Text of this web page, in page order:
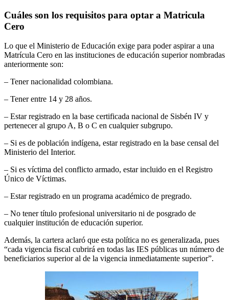
Cuáles son los requisitos para optar a Matricula
Cero
Lo que el Ministerio de Educación exige para poder aspirar a una
Matrícula Cero en las instituciones de educación superior nombradas
anteriormente son:
– Tener nacionalidad colombiana.
– Tener entre 14 y 28 años.
– Estar registrado en la base certificada nacional de Sisbén IV y
pertenecer al grupo A, B o C en cualquier subgrupo.
– Si es de población indígena, estar registrado en la base censal del
Ministerio del Interior.
– Si es víctima del conflicto armado, estar incluido en el Registro
Único de Víctimas.
– Estar registrado en un programa académico de pregrado.
– No tener título profesional universitario ni de posgrado de
cualquier institución de educación superior.
Además, la cartera aclaró que esta política no es generalizada, pues
“cada vigencia fiscal cubrirá en todas las IES públicas un número de
beneficiarios superior al de la vigencia inmediatamente superior”.